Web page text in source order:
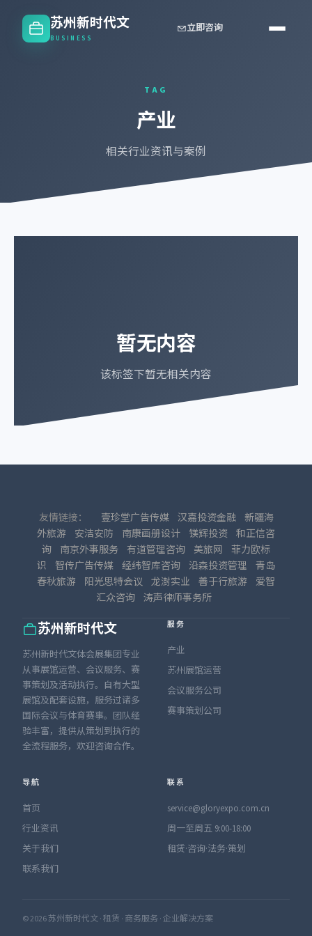
苏州新时代文
BUSINESS
立即咨询
TAG
产业
相关行业资讯与案例
暂无内容
该标签下暂无相关内容
友情链接： 壹珍堂广告传媒 汉嘉投资金融
新疆海
外旅游
安洁安防 南康画册设计 镁辉投资 和正信咨
询
南京外事服务 有道管理咨询 美旅网
菲力欧标
识
智传广告传媒 经纬智库咨询 沿森投资管理
青岛
春秋旅游
阳光思特会议 龙澍实业 善于行旅游
爱智
汇众咨询 涛声律师事务所
苏州新时代文
苏州新时代文体会展集团专业
从事展馆运营、会议服务、赛
事策划及活动执行。自有大型
展馆及配套设施，服务过诸多
国际会议与体育赛事。团队经
验丰富，提供从策划到执行的
全流程服务，欢迎咨询合作。
服务
产业
苏州展馆运营
会议服务公司
赛事策划公司
导航
首页
行业资讯
关于我们
联系我们
联系
service@gloryexpo.com.cn
周一至周五 9:00-18:00
租赁·咨询·法务·策划
© 2026 苏州新时代文 · 租赁 · 商务服务 · 企业解决方案